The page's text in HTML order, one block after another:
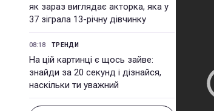
як зараз виглядає акторка, яка у
37 зіграла 13-річну дівчинку
08:18 ТРЕНДИ
На цій картинці є щось зайве:
знайди за 20 секунд і дізнайся,
наскільки ти уважний